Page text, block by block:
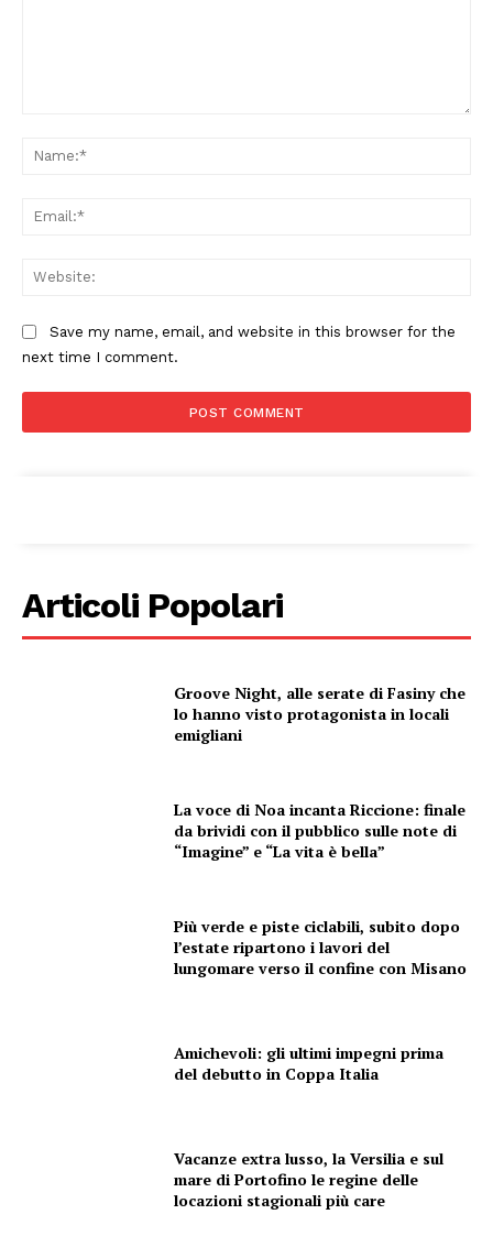
Canale TV 70/80/90
ECONOMIA
SPORT
Save my name, email, and website in this browser for the
next time I comment.
Articoli Popolari
Groove Night, alle serate di Fasiny che
lo hanno visto protagonista in locali
emigliani
La voce di Noa incanta Riccione: finale
da brividi con il pubblico sulle note di
“Imagine” e “La vita è bella”
Più verde e piste ciclabili, subito dopo
l’estate ripartono i lavori del
lungomare verso il confine con Misano
Amichevoli: gli ultimi impegni prima
del debutto in Coppa Italia
Vacanze extra lusso, la Versilia e sul
mare di Portofino le regine delle
locazioni stagionali più care